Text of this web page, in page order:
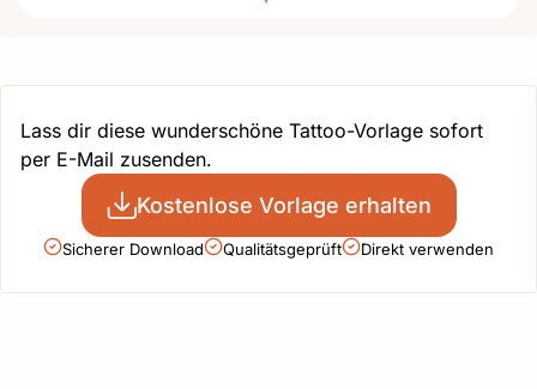
Lass dir diese wunderschöne Tattoo-Vorlage sofort
per E-Mail zusenden.
Kostenlose Vorlage erhalten
Sicherer Download Qualitätsgeprüft Direkt verwenden